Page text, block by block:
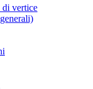
vertice